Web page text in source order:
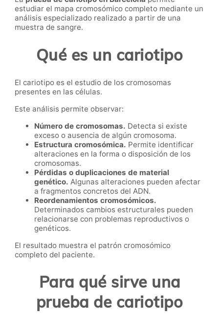
estudiar el mapa cromosómico completo mediante un
análisis especializado realizado a partir de una
muestra de sangre.
Qué es un cariotipo
El cariotipo es el estudio de los cromosomas
presentes en las células.
Este análisis permite observar:
Número de cromosomas. Detecta si existe
exceso o ausencia de algún cromosoma.
Estructura cromosómica. Permite identificar
alteraciones en la forma o disposición de los
cromosomas.
Pérdidas o duplicaciones de material
genético. Algunas alteraciones pueden afectar
a fragmentos concretos del ADN.
Reordenamientos cromosómicos.
Determinados cambios estructurales pueden
relacionarse con problemas reproductivos o
genéticos.
El resultado muestra el patrón cromosómico
completo del paciente.
Para qué sirve una
prueba de cariotipo